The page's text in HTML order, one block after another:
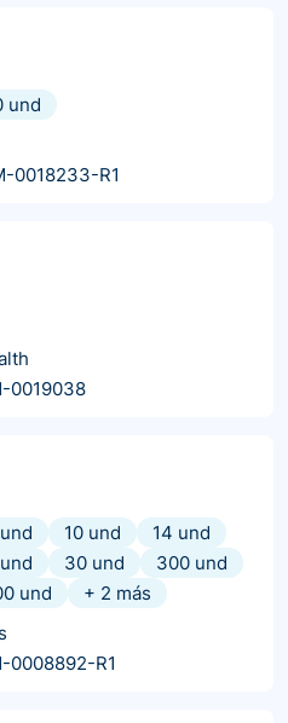
und
0018233-R1
0019038
10 und
14 und
30 und
300 und
und + 2 más
0008892-R1